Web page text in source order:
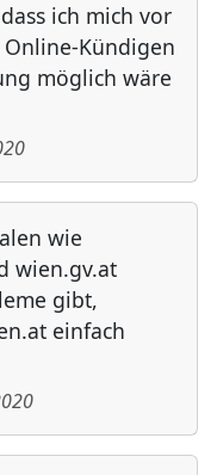
ich mich vor
Kündigen
möglich wäre
wie
wien.gv.at
gibt,
einfach